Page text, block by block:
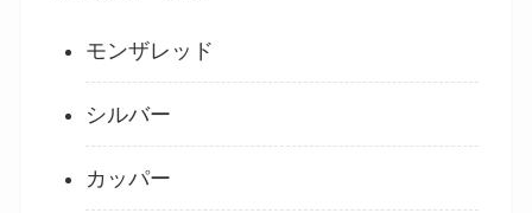
モンザレッド
シルバー
カッパー